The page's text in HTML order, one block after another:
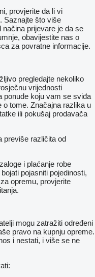
provjerite da li vi
Saznajte što više
prijevare je da se
obavijestite nas o
za povratne informacije.
pregledajte nekoliko
vrijednosti
ponude koju vam se sviđa
o tome. Značajna razlika u
ili pokušaj prodavača
previše različita od
i plaćanje robe
pojasniti pojedinosti,
opremu, provjerite
mogu zatražiti određeni
pravo na kupnju opreme.
i nestati, i više se ne